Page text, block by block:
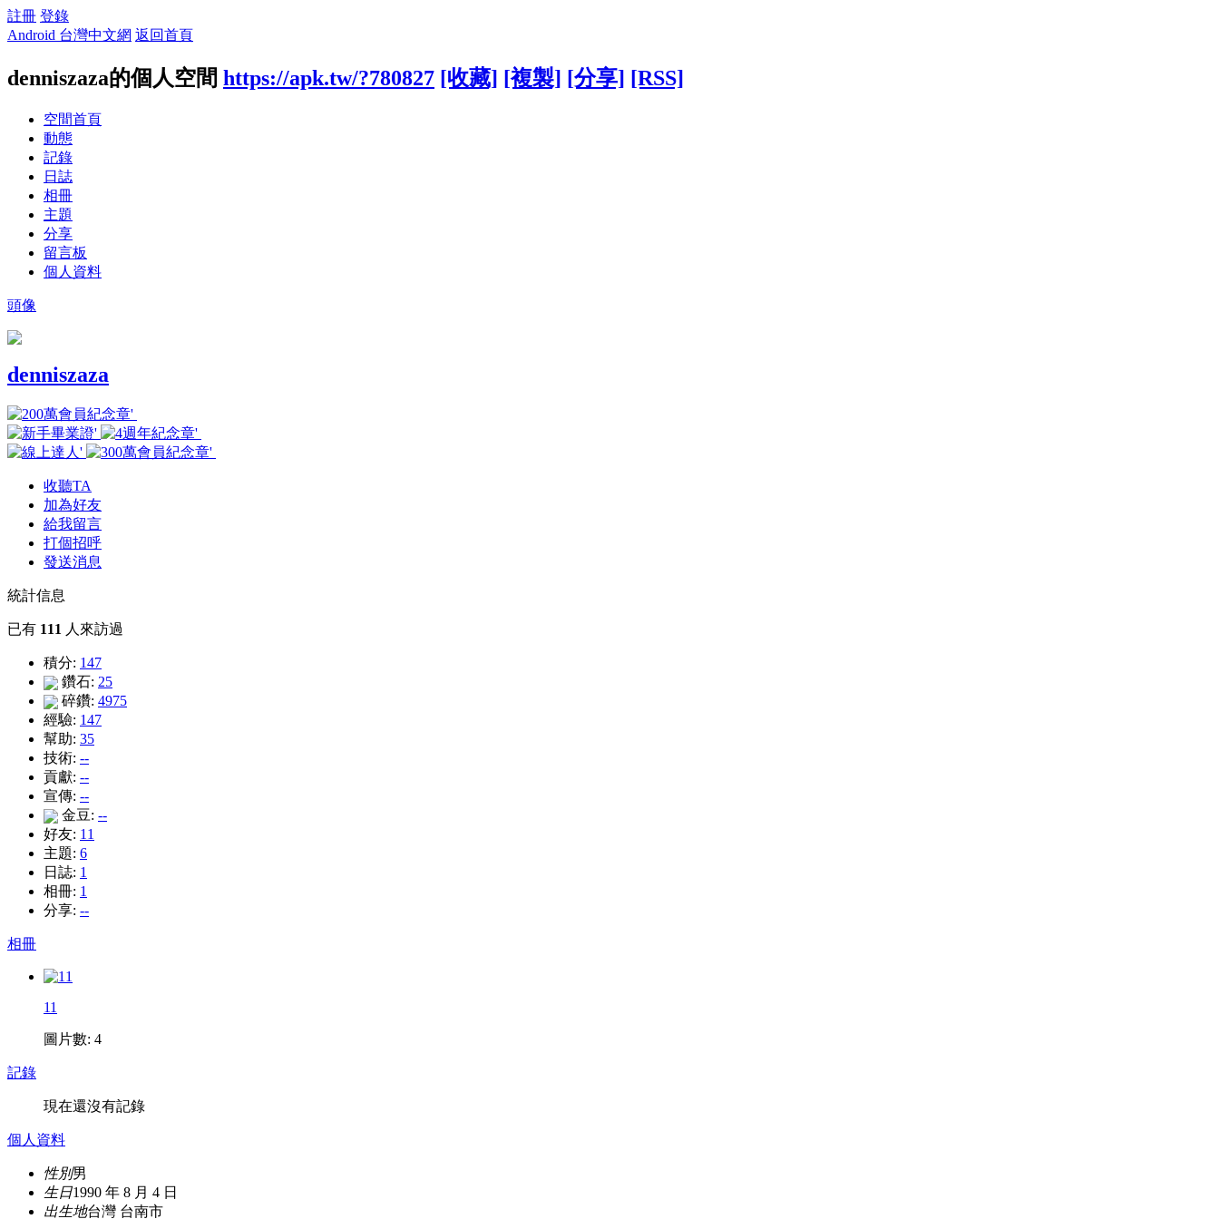
註冊 登錄
Android 台灣中文網 返回首頁
denniszaza的個人空間 https://apk.tw/?780827 [收藏] [複製] [分享] [RSS]
空間首頁
動態
記錄
日誌
相冊
主題
分享
留言板
個人資料
頭像
denniszaza
收聽TA
加為好友
給我留言
打個招呼
發送消息
統計信息
已有 111 人來訪過
積分: 147
鑽石: 25
碎鑽: 4975
經驗: 147
幫助: 35
技術: --
貢獻: --
宣傳: --
金豆: --
好友: 11
主題: 6
日誌: 1
相冊: 1
分享: --
相冊
11
圖片數: 4
記錄
現在還沒有記錄
個人資料
性別男
生日1990 年 8 月 4 日
出生地台灣 台南市